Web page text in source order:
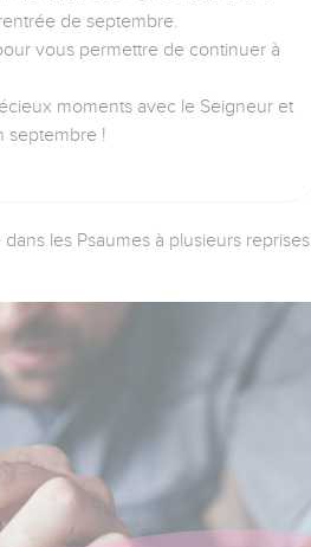
de septembre.
vous permettre de continuer à
moments avec le Seigneur et
septembre !
les Psaumes à plusieurs reprises.